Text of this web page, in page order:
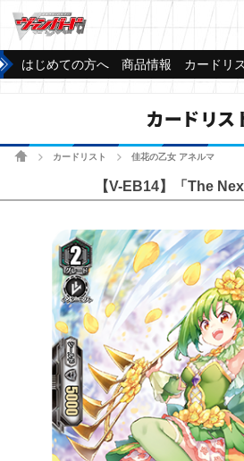
はじめての方へ 商品情報 カードリ
カードリス
ホームカードリスト 佳花の乙女 アネルマ
【V-EB14】「The